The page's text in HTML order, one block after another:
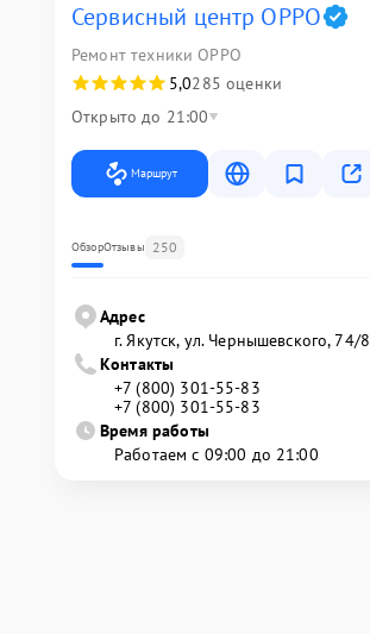
Сервисный центр OPPO
Ремонт техники OPPO
5,0285 оценки
Открыто до 21:00
Маршрут
ОбзорОтзывы 250
Адрес
г. Якутск, ул. Чернышевского, 74/8
Контакты
+7 (800) 301-55-83
+7 (800) 301-55-83
Время работы
Работаем с 09:00 до 21:00